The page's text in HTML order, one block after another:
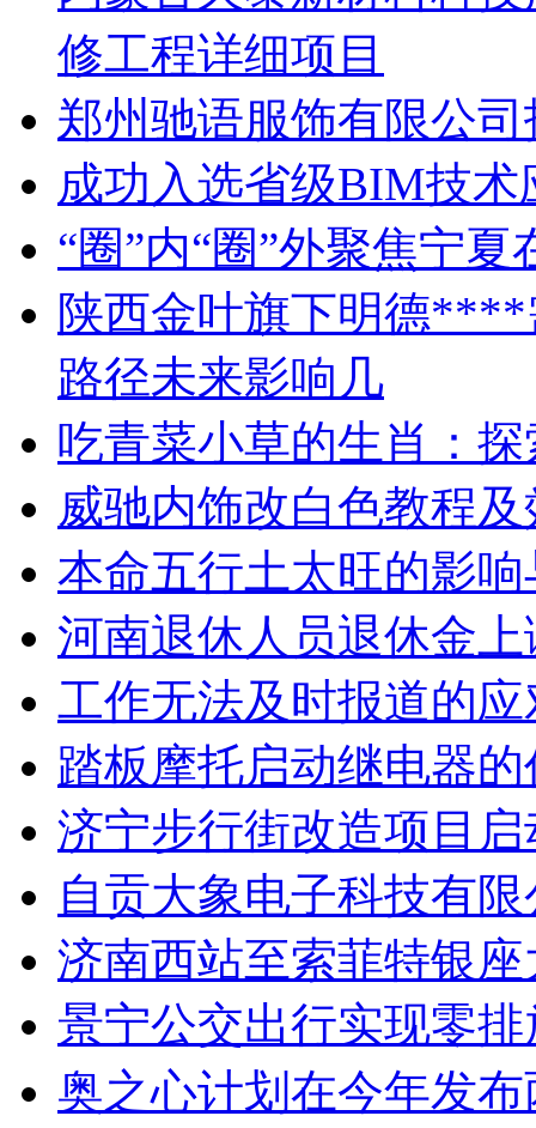
修工程详细项目
郑州驰语服饰有限公
成功入选省级BIM技
“圈”内“圈”外聚焦宁
陕西金叶旗下明德
路径未来影响几
吃青菜小草的生肖：
威驰内饰改白色教程
本命五行土太旺的影
河南退休人员退休金
工作无法及时报道的
踏板摩托启动继电器
济宁步行街改造项目
自贡大象电子科技有
济南西站至索菲特银
景宁公交出行实现零
奥之心计划在今年发